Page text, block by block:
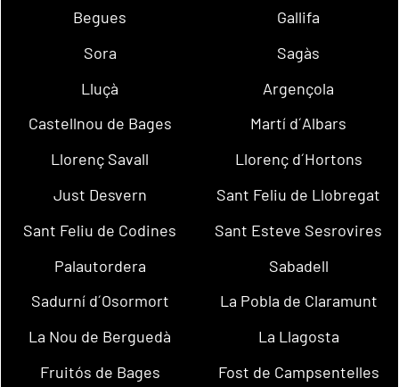
Begues
Gallifa
Sora
Sagàs
Lluçà
Argençola
Castellnou de Bages
Martí d´Albars
Llorenç Savall
Llorenç d´Hortons
Just Desvern
Sant Feliu de Llobregat
Sant Feliu de Codines
Sant Esteve Sesrovires
Palautordera
Sabadell
Sadurní d´Osormort
La Pobla de Claramunt
La Nou de Berguedà
La Llagosta
Fruitós de Bages
Fost de Campsentelles